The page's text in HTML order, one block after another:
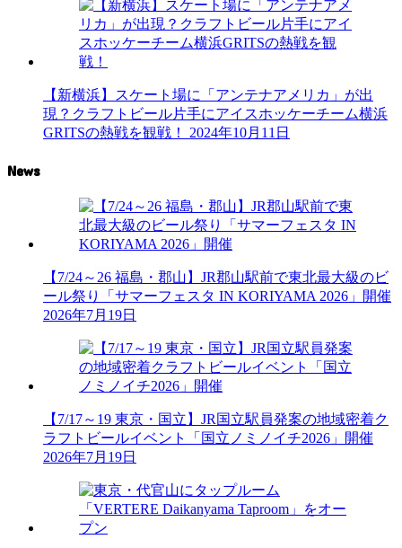
【新横浜】スケート場に「アンテナアメリカ」が出
現？クラフトビール片手にアイスホッケーチーム横浜
GRITSの熱戦を観戦！
2024年10月11日
News
【7/24～26 福島・郡山】JR郡山駅前で東北最大級のビ
ール祭り「サマーフェスタ IN KORIYAMA 2026」開催
2026年7月19日
【7/17～19 東京・国立】JR国立駅員発案の地域密着ク
ラフトビールイベント「国立ノミノイチ2026」開催
2026年7月19日